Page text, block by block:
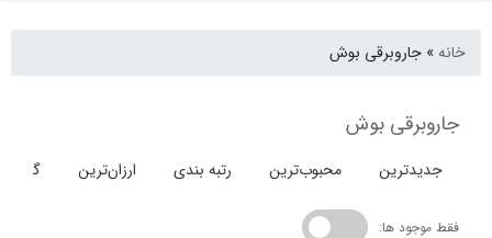
جاروبرقی بوش
بوش
محبوب‌ترین رتبه بندی ارزان‌ترین گران‌ترین
ها: